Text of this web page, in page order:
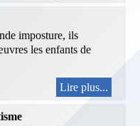
imposture, ils
les enfants de
Lire plus...